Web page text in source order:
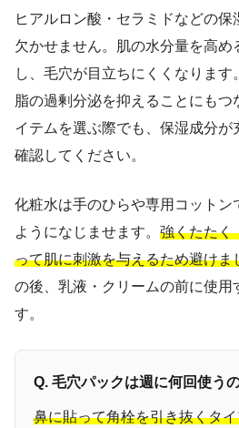
ヒアルロン酸・セラミドなどの
欠かせません。肌の水分量を高め
し、毛穴が目立ちにくくなりま
脂の過剰分泌を抑えることにも
イテムを選ぶ際でも、保湿成分が
確認してください。
化粧水は手のひらや専用コットン
ようになじませます。 強くたたく
って肌に刺激を与えるため避けま
の後、乳液・クリームの前に使用
す。
Q. 毛穴パックは週に何回使う
鼻に貼って角栓を引き抜くタ